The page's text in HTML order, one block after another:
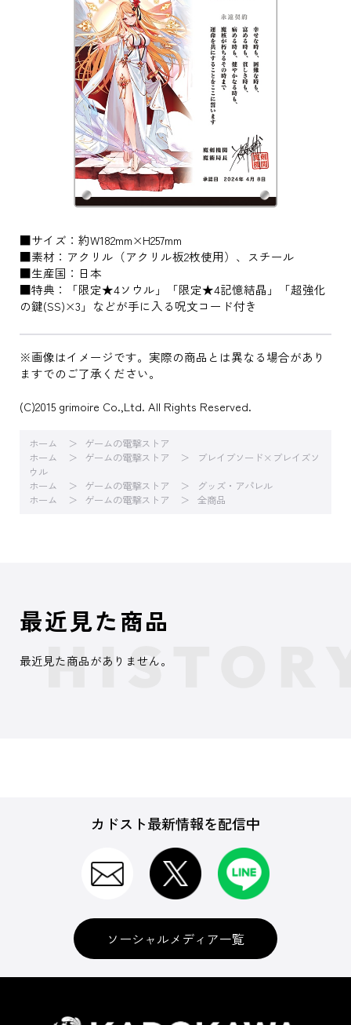
■サイズ：約W182mm×H257mm
■素材：アクリル（アクリル板2枚使用）、スチール
■生産国：日本
■特典：「限定★4ソウル」「限定★4記憶結晶」「超強化
の鍵(SS)×3」などが手に入る呪文コード付き
※画像はイメージです。実際の商品とは異なる場合があり
ますでのご了承ください。
(C)2015 grimoire Co.,Ltd. All Rights Reserved.
ホーム
ゲームの電撃ストア
ホーム
ゲームの電撃ストア
ブレイブソード×ブレイズソ
ウル
ホーム
ゲームの電撃ストア
グッズ・アパレル
ホーム
ゲームの電撃ストア 全商品
最近見た商品
最近見た商品がありません。
カドスト最新情報を配信中
ソーシャルメディア一覧